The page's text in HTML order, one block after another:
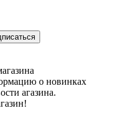
о новинках
агазина.